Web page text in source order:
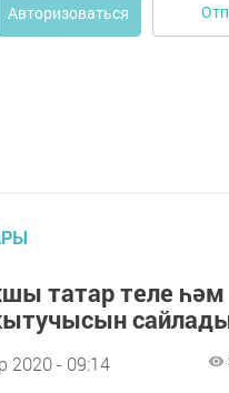
Авторизоваться
татар теле һәм
2020 - 09:14